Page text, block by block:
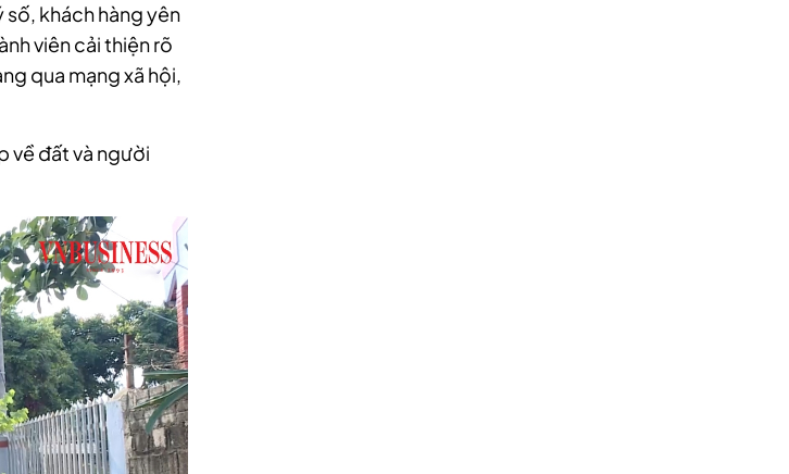
số, khách hàng yên
viên cải thiện rõ
qua mạng xã hội,
về đất và người